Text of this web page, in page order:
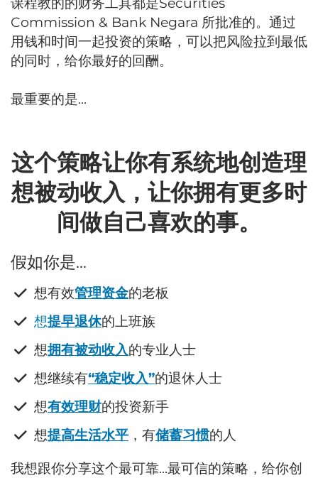
Commission & Bank Negara 所批准的。通过
用钱和时间一起投资的策略，可以把风险拉到最低
的同时，给你最好的回酬。
最重要的是...
这个策略让你有系统地创造理
想被动收入，让你拥有更多时
间做自己喜欢的事。
假如你是...
想有效管理资金的老板
想提早退休的上班族
​想拥有被动收入的专业人士
​想继续有“稳定收入”的退休人士
​想有效理财的投资新手
​想提高生活水平 ，有储蓄习惯的人
我想跟你分享这个最可靠...最可信的策略，给你创